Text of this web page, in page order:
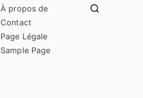
À propos de
Contact
Page Légale
Sample Page